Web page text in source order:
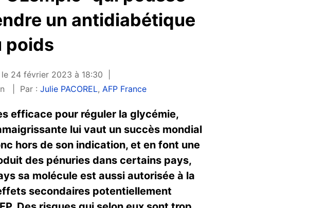
un antidiabétique
poids
le 24 février 2023 à 18:30
Par : Julie PACOREL, AFP France
efficace pour réguler la glycémie,
lui vaut un succès mondial
hors de son indication, et en font une
des pénuries dans certains pays,
sa molécule est aussi autorisée à la
secondaires potentiellement